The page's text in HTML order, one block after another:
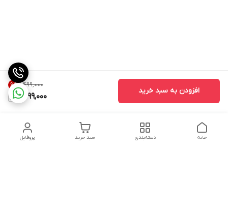
۱٬۴۹۹٬۰۰۰ 6%
1,399,000
افزودن به سبد خرید
پروفایل سبد خرید دسته‌بندی خانه